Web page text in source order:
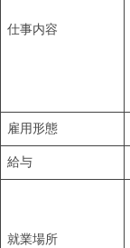
仕事内容
雇用形態
給与
就業場所